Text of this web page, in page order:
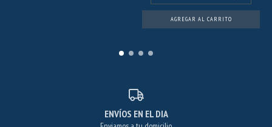
AGREGAR AL CARRITO
ENVÍOS EN EL DIA